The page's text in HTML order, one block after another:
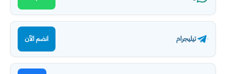
تيليجرام انضم الآن